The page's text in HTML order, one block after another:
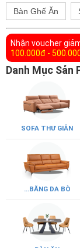
Bàn Ghế Ăn
Nhận voucher
100.000đ -
Danh Mục Sản
SOFA THƯ GIÃN
...BĂNG DA BÒ